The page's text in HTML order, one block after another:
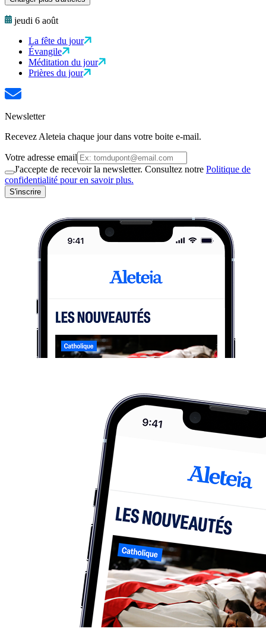
jeudi 6 août
La fête du jour
Évangile
Méditation du jour
Prières du jour
Newsletter
Recevez Aleteia chaque jour dans votre boite e-mail.
Votre adresse email
J'accepte de recevoir la newsletter. Consultez notre Politique de
confidentialité pour en savoir plus.
S'inscrire